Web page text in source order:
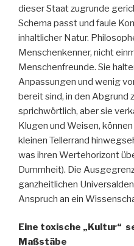
dieser Staat zugrunde
Schema passt und faule
inhaltlicher Natur.
Menschenkenner, nicht
Menschenfreunde. Sie
Anpassungen und wenig
bereit sind, in den Abgrund
sprichwörtlich, aber sie
Klugen und Weisen,
kleinen Tellerrand
was ihren Wertehorizont
Dummheit). Die
ganzheitlichen
Anspruch an ein
Eine toxische „Kultur“
Maßstäbe